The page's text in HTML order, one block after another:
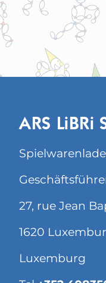
ARS LiBRi
27, rue Jean
1620
Luxemburg